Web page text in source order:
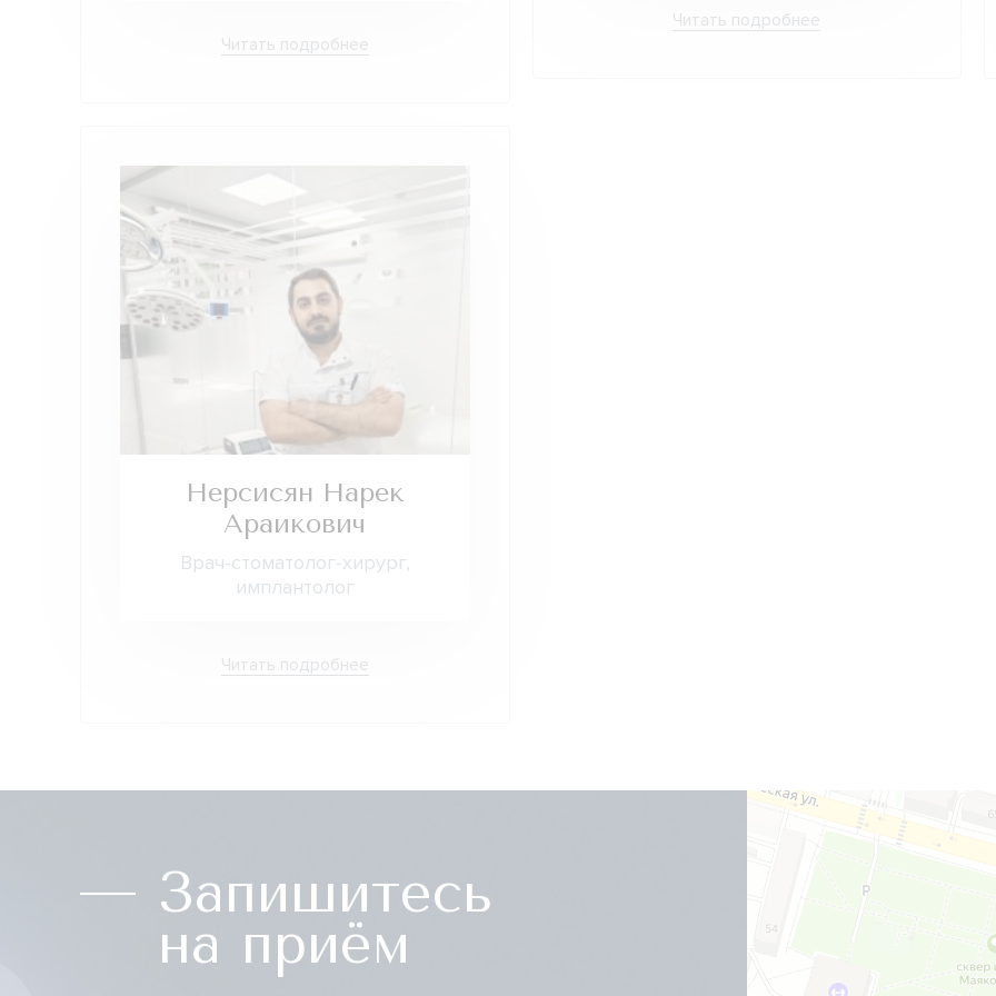
Читать подробнее
Читать подробнее
Нерсисян Нарек
Араикович
Врач-стоматолог-хирург,
имплантолог
Читать подробнее
Запишитесь
на приём